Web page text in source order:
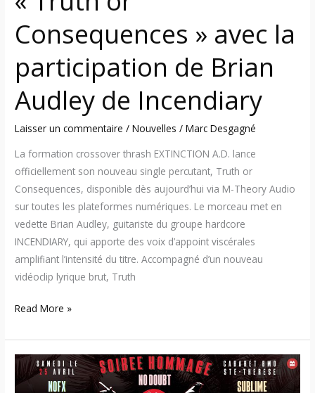
Consequences » avec la
participation de Brian
Audley de Incendiary
Laisser un commentaire /Nouvelles /Marc Desgagné
La formation crossover thrash EXTINCTION A.D. lance
officiellement son nouveau single percutant, Truth or
Consequences, disponible dès aujourd’hui via M-Theory Audio
sur toutes les plateformes numériques. Le morceau met en
vedette Brian Audley, guitariste du groupe hardcore
INCENDIARY, qui apporte des voix d’appoint viscérales
amplifiant l’intensité du titre. Accompagné d’un nouveau
vidéoclip lyrique brut, Truth
Incendiary
Read More »
Soirée
hommage